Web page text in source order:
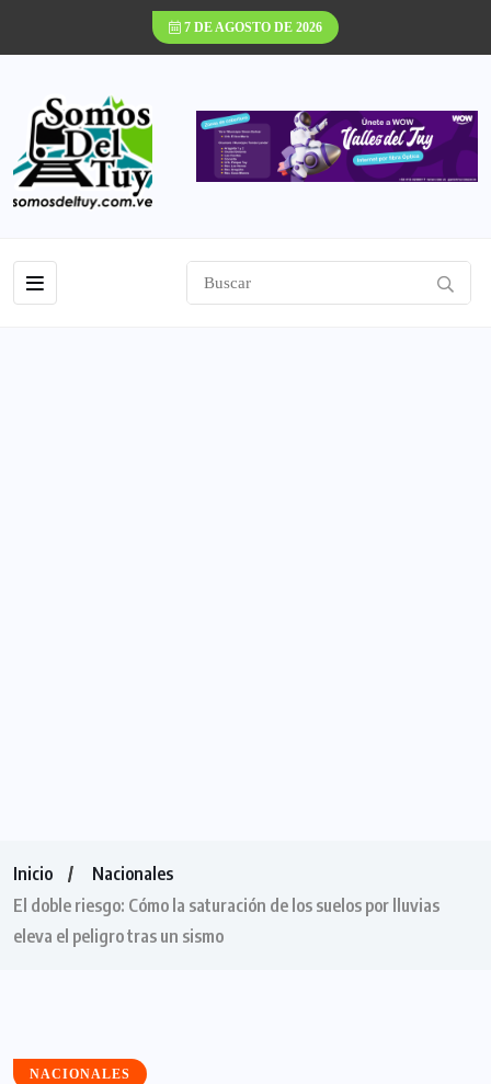
7 DE AGOSTO DE 2026
Inicio
Nacionales
El doble riesgo: Cómo la saturación de los suelos por lluvias
eleva el peligro tras un sismo
NACIONALES